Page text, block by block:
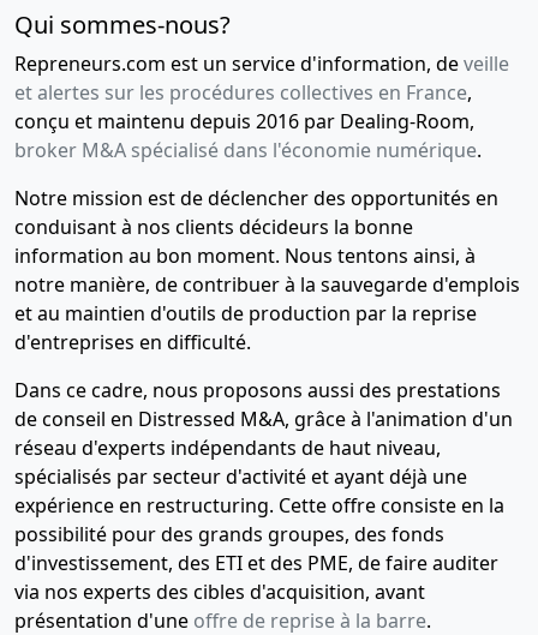
Qui sommes-nous?
Repreneurs.com est un service d'information, deveille
et alertes sur les procédures collectives en France,
conçu et maintenu depuis 2016 par Dealing-Room,
broker M&A spécialisé dans l'économie numérique.
Notre mission est de déclencher des opportunités en
conduisant à nos clients décideurs la bonne
information au bon moment. Nous tentons ainsi, à
notre manière, de contribuer à la sauvegarde d'emplois
et au maintien d'outils de production par la reprise
d'entreprises en difficulté.
Dans ce cadre, nous proposons aussi des prestations
de conseil en Distressed M&A, grâce à l'animation d'un
réseau d'experts indépendants de haut niveau,
spécialisés par secteur d'activité et ayant déjà une
expérience en restructuring. Cette offre consiste en la
possibilité pour des grands groupes, des fonds
d'investissement, des ETI et des PME, de faire auditer
via nos experts des cibles d'acquisition, avant
présentation d'une offre de reprise à la barre.